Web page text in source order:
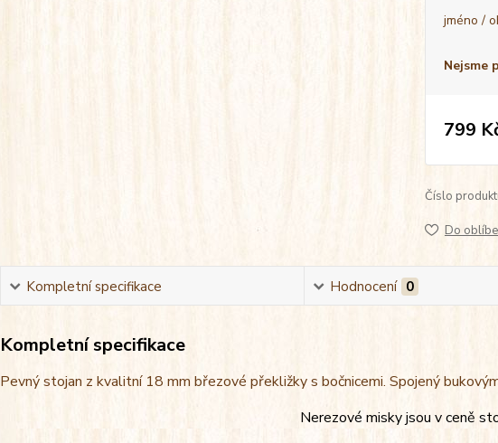
jméno /
Nejsme
799
Číslo
Do
Kompletní specifikace Hodnocení 0
Kompletní specifikace
Pevný stojan z kvalitní 18 mm březové překližky s bočnicemi. Spojený
Nerezové misky jsou v ceně